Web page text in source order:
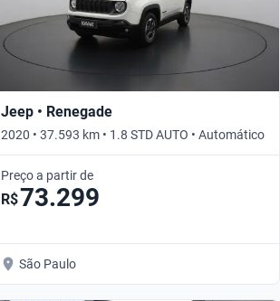
Jeep • Renegade
2020 • 37.593 km • 1.8 STD AUTO • Automático
Preço a partir de
R$73.299
São Paulo